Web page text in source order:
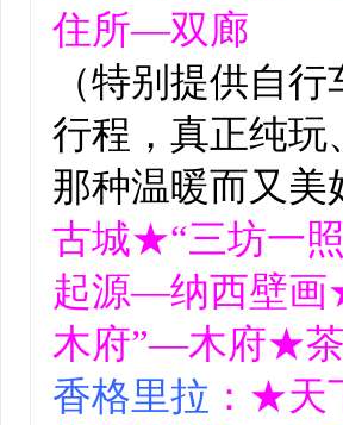
住所—双廊
（特别提供自
行程，真正纯玩
那种温暖而又美
古城★“三坊一
起源—纳西壁
木府”—木府★
香格里拉 ：★天